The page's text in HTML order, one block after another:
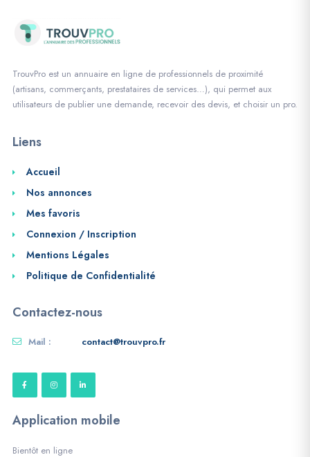
TrouvPro est un annuaire en ligne de professionnels de proximité
(artisans, commerçants, prestataires de services…), qui permet aux
utilisateurs de publier une demande, recevoir des devis, et choisir un pro.
Liens
Accueil
Nos annonces
Mes favoris
Connexion / Inscription
Mentions Légales
Politique de Confidentialité
Contactez-nous
Mail : contact@trouvpro.fr
Application mobile
Bientôt en ligne